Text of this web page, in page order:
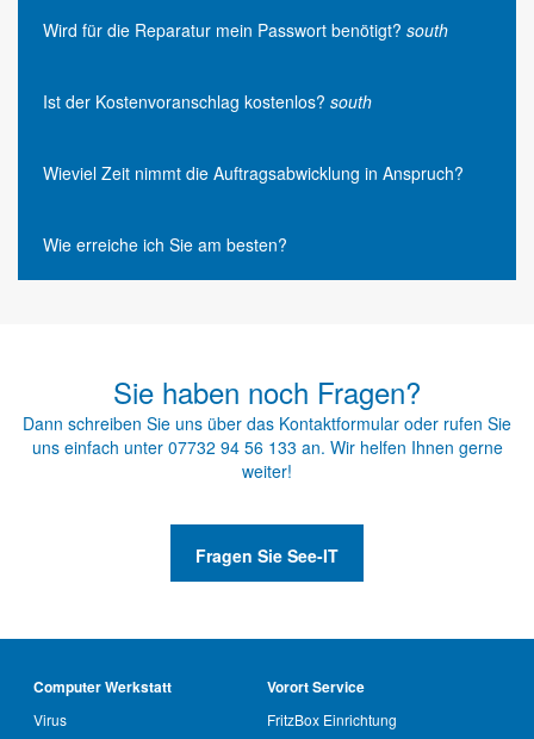
Wird für die Reparatur mein Passwort benötigt? south
Ist der Kostenvoranschlag kostenlos? south
Wieviel Zeit nimmt die Auftragsabwicklung in Anspruch?
Wie erreiche ich Sie am besten?
Sie haben noch Fragen?
Dann schreiben Sie uns über das Kontaktformular oder rufen Sie
uns einfach unter 07732 94 56 133 an. Wir helfen Ihnen gerne
weiter!
Fragen Sie See-IT
Computer Werkstatt
Virus
Vorort Service
FritzBox Einrichtung